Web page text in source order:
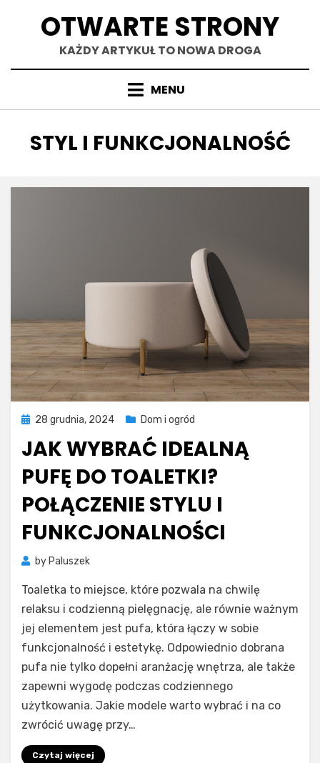
OTWARTE STRONY
KAŻDY ARTYKUŁ TO NOWA DROGA
MENU
TAG
:
STYL I FUNKCJONALNOŚĆ
Posted
28 grudnia, 2024 Dom i ogród
JAK WYBRAĆ IDEALNĄ
PUFĘ DO TOALETKI?
POŁĄCZENIE STYLU I
FUNKCJONALNOŚCI
by Paluszek
Toaletka to miejsce, które pozwala na chwilę
relaksu i codzienną pielęgnację, ale równie ważnym
jej elementem jest pufa, która łączy w sobie
funkcjonalność i estetykę. Odpowiednio dobrana
pufa nie tylko dopełni aranżację wnętrza, ale także
zapewni wygodę podczas codziennego
użytkowania. Jakie modele warto wybrać i na co
zwrócić uwagę przy…
Czytaj więcej